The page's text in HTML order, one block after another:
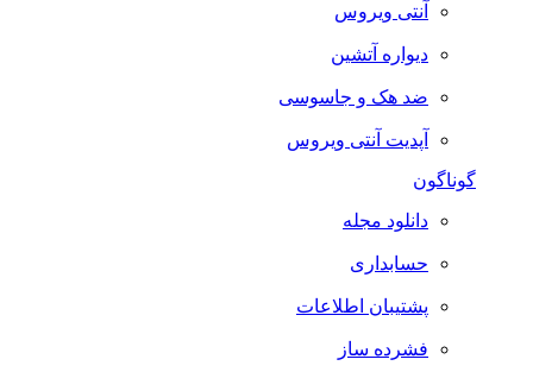
آنتی ویروس
دیواره آتشین
ضد هک و جاسوسی
آپدیت آنتی ویروس
گوناگون
دانلود مجله
حسابداری
پشتیبان اطلاعات
فشرده ساز